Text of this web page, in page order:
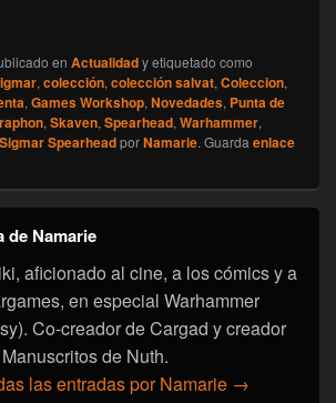
en Actualidady etiquetado como
, colección, colección salvat, Coleccion,
, Games Workshop, Novedades, Punta de
, Skaven, Spearhead, Warhammer,
SpearheadporNamarie. Guarda enlace
de Namarie
aficionado al cine, a los cómics y a
en especial Warhammer
Co-creador de Cargad y creador
de Nuth.
las entradas por Namarie →